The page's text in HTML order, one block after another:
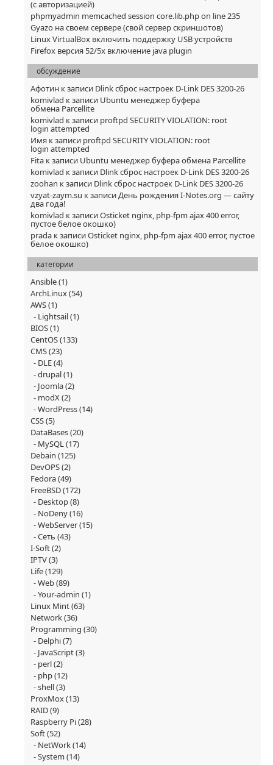
(с авторизацией)
phpmyadmin memcached session core.lib.php on line 235
Gyazo на своем сервере (свой сервер скриншотов)
Linux VirtualBox включить поддержку USB устройств
Firefox версия 52/5x включение java plugin
обсуждение
Афотин к записи Dlink сброс настроек D-Link DES 3200-26
komivlad к записи Ubuntu менеджер буфера
обмена Parcellite
komivlad к записи proftpd SECURITY VIOLATION: root
login attempted
Имя к записи proftpd SECURITY VIOLATION: root
login attempted
Fita к записи Ubuntu менеджер буфера обмена Parcellite
komivlad к записи Dlink сброс настроек D-Link DES 3200-26
zoohan к записи Dlink сброс настроек D-Link DES 3200-26
vzyat-zaym.su к записиДень рождения I-Notes.org — сайту
два года!
komivlad к записиOsticket nginx, php-fpm ajax 400 error,
пустое белое окошко)
prada к записиOsticket nginx, php-fpm ajax 400 error, пустое
белое окошко)
категории
Ansible(1)
ArchLinux(54)
AWS(1)
Lightsail(1)
BIOS(1)
CentOS(133)
CMS(23)
DLE(4)
drupal(1)
Joomla(2)
modX(2)
WordPress(14)
CSS(5)
DataBases(20)
MySQL(17)
Debain (125)
DevOPS(2)
Fedora(49)
FreeBSD(172)
Desktop(8)
NoDeny(16)
WebServer(15)
Сеть (43)
I-Soft(2)
IPTV(3)
Life(129)
Web(89)
Your-admin (1)
Linux Mint(63)
Network(36)
Programming (30)
Delphi(7)
JavaScript(3)
perl(2)
php(12)
shell(3)
ProxMox(13)
RAID(9)
Raspberry Pi(28)
Soft(52)
NetWork(14)
System (14)